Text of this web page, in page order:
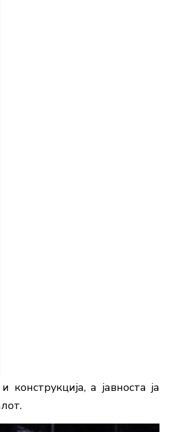
а јавноста ја